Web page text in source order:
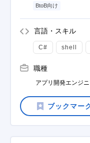
BtoB向け
言語・スキル
C# shell
職種
アプリ開発エンジ